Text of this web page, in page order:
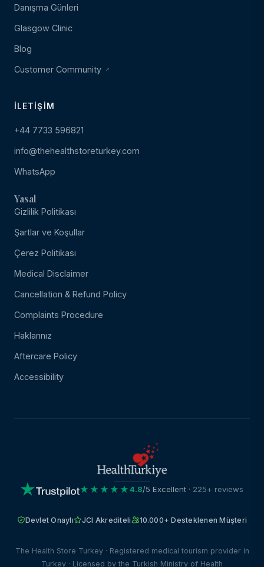
Danışma Günleri
Glasgow Clinic
Blog
Customer Community
İLETIŞIM
+44 7733 596821
info@thehealthstoreturkey.com
WhatsApp
Yasal
Gizlilik Politikası
Şartlar ve Koşullar
Çerez Politikası
Medical Disclaimer
Cancellation & Refund Policy
Complaints Procedure
Haklarınız
Aftercare Policy
Accessibility
★★★★★4.8/5 Excellent · 225+ reviews
Devlet Onaylı JCI Akrediteli 10.000+ Desteklenen Müşteri
The Health Store Turkey · Registered medical tourism provider in
Turkey · Licensed by the Turkish Ministry of Health